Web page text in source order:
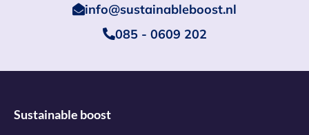
info@sustainableboost.nl
085 - 0609 202
Sustainable boost